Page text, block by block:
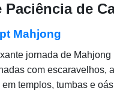
Paciência de
Mahjong
jornada de
com
templos, tumbas e